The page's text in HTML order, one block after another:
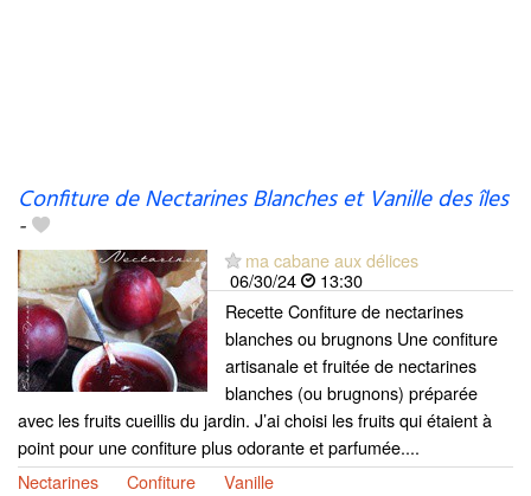
Confiture de Nectarines Blanches et Vanille des îles
-
ma cabane aux délices
06/30/24
13:30
Recette Confiture de nectarines
blanches ou brugnons Une confiture
artisanale et fruitée de nectarines
blanches (ou brugnons) préparée
avec les fruits cueillis du jardin. J’ai choisi les fruits qui étaient à
point pour une confiture plus odorante et parfumée....
Nectarines
Confiture Vanille